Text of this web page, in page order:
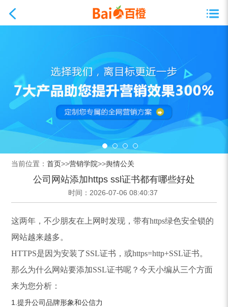
当前位置：首页>>营销学院>>舆情公关
公司网站添加https ssl证书都有哪些好处
时间：2026-07-06 08:40:37
这两年，不少朋友在上网时发现，带有https绿色安全锁的
网站越来越多。
HTTPS是因为安装了SSL证书，或https=http+SSL证书。
那么为什么网站要添加SSL证书呢？今天小编从三个方面
来为您分析：
1.提升公司品牌形象和公信力